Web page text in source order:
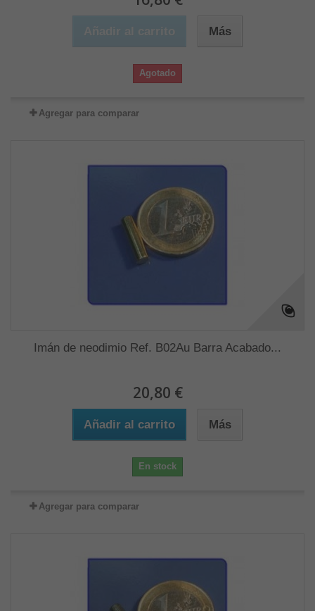
Más
Agotado
Agregar para comparar
Imán de neodimio Ref. B02Au Barra Acabado...
20,80 €
Añadir al carrito Más
En stock
Agregar para comparar